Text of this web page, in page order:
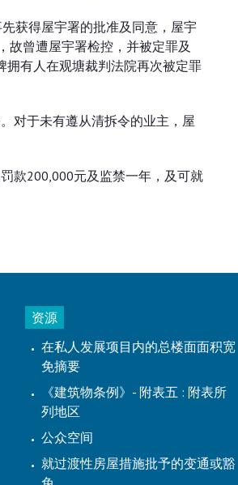
获得屋宇署的批准及同意，屋宇
故曾遭屋宇署检控，并被定罪及
有人在观塘裁判法院再次被定罪
对于未有遵从清拆令的业主，屋
款200,000元及监禁一年，及可就
资源
在私人发展项目内的总楼面面积宽
免摘要
《建筑物条例》- 附表五 : 附表所
列地区
公众空间
就过渡性房屋措施批予的变通或豁